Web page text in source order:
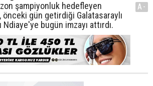
şampiyonluk hedefleyen
önceki gün getirdiği Galatasaraylı
bugün imzayı attırdı.
A-